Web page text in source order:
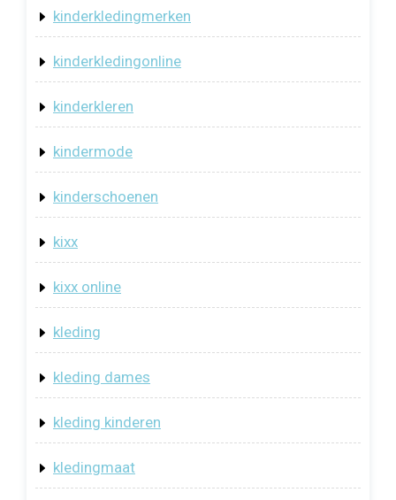
kinderkledingmerken
kinderkledingonline
kinderkleren
kindermode
kinderschoenen
kixx
kixx online
kleding
kleding dames
kleding kinderen
kledingmaat